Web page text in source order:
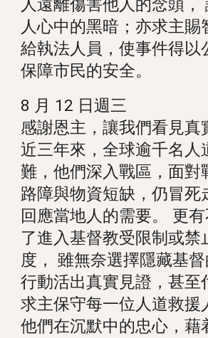
人遠離傷害他人的念頭，
人心中的黑暗；亦求主賜
給執法人員，使事件得以
保障市民的安全。
8 月 12 日週三
感謝恩主，讓我們看見真
近三年來，全球逾千名人
難，他們深入戰區，面對
路障與物資短缺，仍冒死
回應當地人的需要。 更
了進入基督教受限制或禁
度， 雖無奈選擇隱藏基
行動活出真實見證，甚至
求主保守每一位人道救援
他們在沉默中的忠心，藉